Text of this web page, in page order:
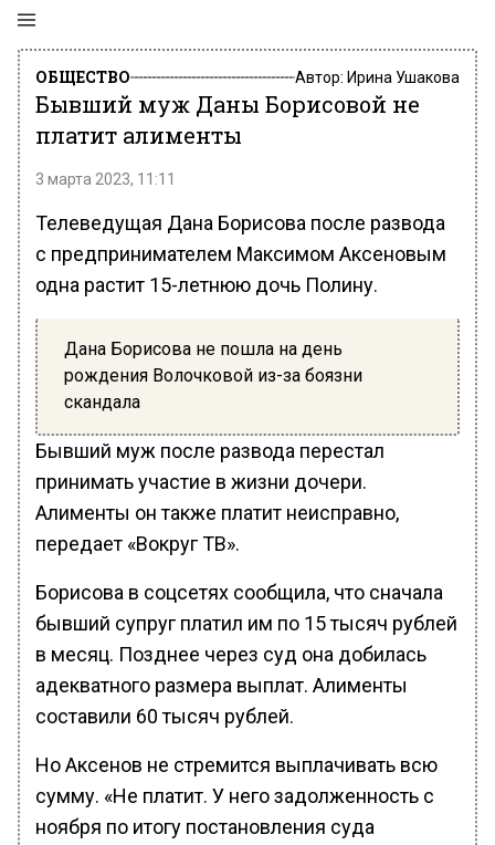
ОБЩЕСТВО Автор: Ирина Ушакова
Бывший муж Даны Борисовой не
платит алименты
3 марта 2023, 11:11
Телеведущая Дана Борисова после развода
с предпринимателем Максимом Аксеновым
одна растит 15-летнюю дочь Полину.
Дана Борисова не пошла на день
рождения Волочковой из-за боязни
скандала
Бывший муж после развода перестал
принимать участие в жизни дочери.
Алименты он также платит неисправно,
передает «Вокруг ТВ».
Борисова в соцсетях сообщила, что сначала
бывший супруг платил им по 15 тысяч рублей
в месяц. Позднее через суд она добилась
адекватного размера выплат. Алименты
составили 60 тысяч рублей.
Но Аксенов не стремится выплачивать всю
сумму. «Не платит. У него задолженность с
ноября по итогу постановления суда